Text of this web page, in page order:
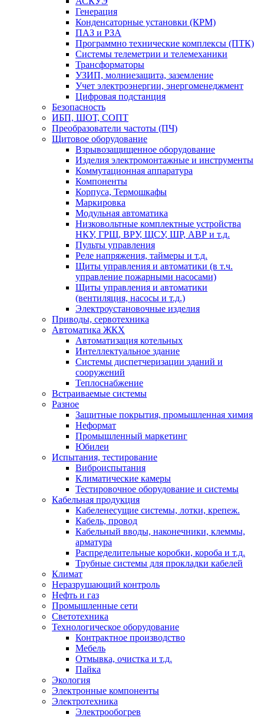
Генерация
Конденсаторные установки (КРМ)
ПАЗ и РЗА
Программно технические комплексы (ПТК)
Системы телеметрии и телемеханики
Трансформаторы
УЗИП, молниезащита, заземление
Учет электроэнергии, энергоменеджмент
Цифровая подстанция
Безопасность
ИБП, ШОТ, СОПТ
Преобразователи частоты (ПЧ)
Щитовое оборудование
Взрывозащищенное оборудование
Изделия электромонтажные и инструменты
Коммутационная аппаратура
Компоненты
Корпуса, Термошкафы
Маркировка
Модульная автоматика
Низковольтные комплектные устройства
НКУ, ГРЩ, ВРУ, ЩСУ, ШР, АВР и т.д.
Пульты управления
Реле напряжения, таймеры и т.д.
Щиты управления и автоматики (в т.ч.
управление пожарными насосами)
Щиты управления и автоматики
(вентиляция, насосы и т.д.)
Электроустановочные изделия
Приводы, сервотехника
Автоматика ЖКХ
Автоматизация котельных
Интеллектуальное здание
Системы диспетчеризации зданий и
сооружений
Теплоснабжение
Встраиваемые системы
Разное
Защитные покрытия, промышленная химия
Неформат
Промышленный маркетинг
Юбилеи
Испытания, тестирование
Виброиспытания
Климатические камеры
Тестировочное оборудование и системы
Кабельная продукция
Кабеленесущие системы, лотки, крепеж.
Кабель, провод
Кабельный вводы, наконечники, клеммы,
арматура
Распределительные коробки, короба и т.д.
Трубные системы для прокладки кабелей
Климат
Неразрушающий контроль
Нефть и газ
Промышленные сети
Светотехника
Технологическое оборудование
Контрактное производство
Мебель
Отмывка, очистка и т.д.
Пайка
Экология
Электронные компоненты
Электротехника
Электрообогрев